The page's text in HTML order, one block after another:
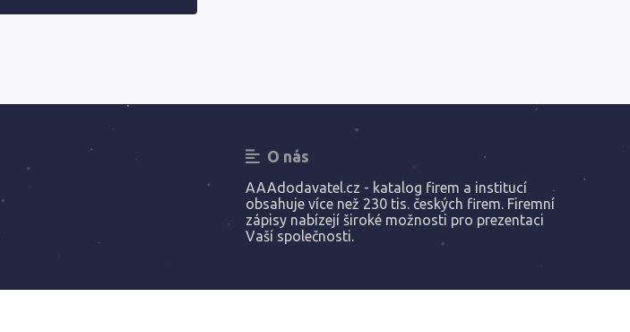
O nás
AAAdodavatel.cz - katalog firem a institucí
obsahuje více než 230 tis. českých firem. Firemní
zápisy nabízejí široké možnosti pro prezentaci
Vaší společnosti.